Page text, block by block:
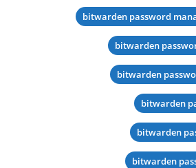
bitwarden password
bitwarden
bitwarden
bitwarden
bitwarden
bitwarden